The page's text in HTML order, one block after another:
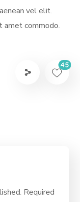
vel elit.
amet commodo.
45
Required